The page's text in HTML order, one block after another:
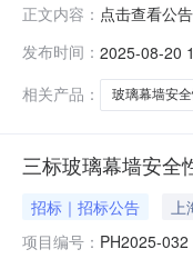
正文内容： 点击查看公
期/交货期/服
标
发布时间： 2025-08-20
相关产品：
玻璃幕墙安
三标玻璃幕墙安全
招标｜招标公告
项目编号： PH2025-032